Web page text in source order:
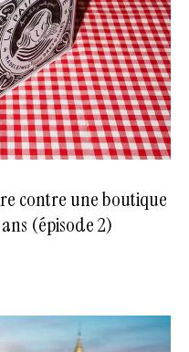
contre une boutique
(épisode 2)